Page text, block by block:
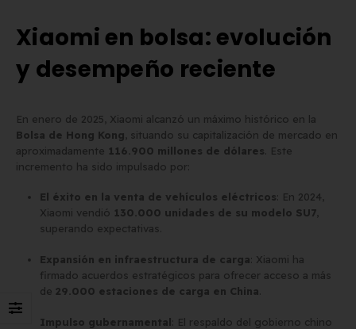
Xiaomi en bolsa: evolución
y desempeño reciente
En enero de 2025, Xiaomi alcanzó un máximo histórico en la
Bolsa de Hong Kong , situando su capitalización de mercado en
aproximadamente 116.900 millones de dólares . Este
incremento ha sido impulsado por:
El éxito en la venta de vehículos eléctricos : En 2024,
Xiaomi vendió 130.000 unidades de su modelo SU7,
superando expectativas.
Expansión en infraestructura de carga : Xiaomi ha
firmado acuerdos estratégicos para ofrecer acceso a más
de 29.000 estaciones de carga en China
Impulso gubernamental : El respaldo del gobierno chino
Matrícula para Patinete
Comprarla | Carengine
Los 7 requisitos de
matrícula en España